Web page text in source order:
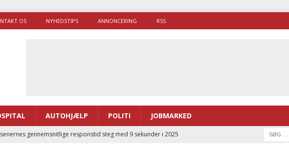
OS NYHEDSTIPS ANNONCERING RSS
AUTOHJÆLP POLITI JOBMARKED
gennemsnitlige responstid steg med 9 sekunder i 2025